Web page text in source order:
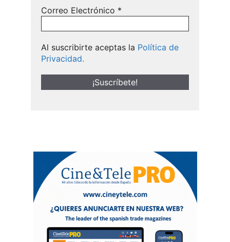
Correo Electrónico *
Al suscribirte aceptas la Política de
Privacidad.